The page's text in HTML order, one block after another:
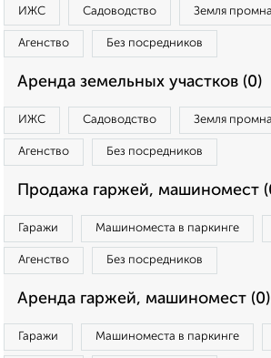
ИЖС Садоводство Земля
Агенство Без посредников
Аренда земельных участков (0)
ИЖС Садоводство Земля
Агенство Без посредников
Продажа гаржей, машиномест
Гаражи Машиноместа в паркинге
Агенство Без посредников
Аренда гаржей, машиномест (0)
Гаражи Машиноместа в паркинге